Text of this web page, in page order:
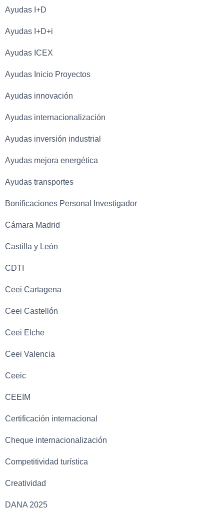
Ayudas I+D
Ayudas I+D+i
Ayudas ICEX
Ayudas Inicio Proyectos
Ayudas innovación
Ayudas internacionalización
Ayudas inversión industrial
Ayudas mejora energética
Ayudas transportes
Bonificaciones Personal Investigador
Cámara Madrid
Castilla y León
CDTI
Ceei Cartagena
Ceei Castellón
Ceei Elche
Ceei Valencia
Ceeic
CEEIM
Certificación internacional
Cheque internacionalización
Competitividad turística
Creatividad
DANA 2025